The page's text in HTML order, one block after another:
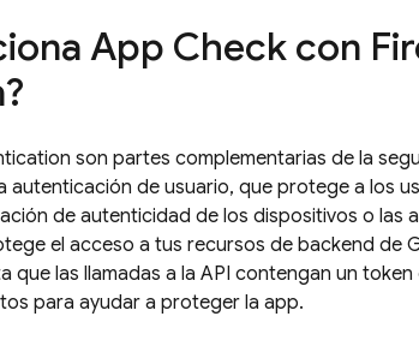
App Check con
?
son partes complementarias de la
autenticación de usuario, que protege a los
de autenticidad de los dispositivos o las
el acceso a tus recursos de backend de
que las llamadas a la API contengan un
para ayudar a proteger la app.